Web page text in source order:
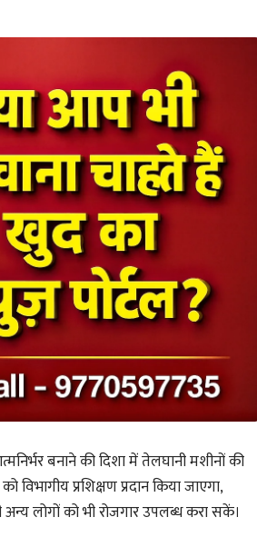
बनाने की दिशा में तेलघानी मशीनों की
प्रशिक्षण प्रदान किया जाएगा,
लोगों को भी रोजगार उपलब्ध करा सकें।